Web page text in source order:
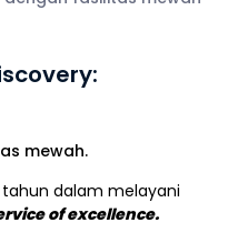
mewah.
tahun dalam melayani
of excellence.